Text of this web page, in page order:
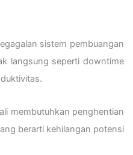
sistem pembuangan
langsung seperti downtime
membutuhkan penghentian
berarti kehilangan potensi